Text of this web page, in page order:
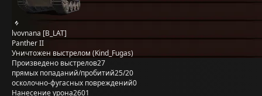
lvovnana [B_LAT]
Panther II
Уничтожен выстрелом (Kind_Fugas)
Произведено выстрелов27
прямых попаданий/пробитий25/20
осколочно-фугасных повреждений0
Нанесение урона2601